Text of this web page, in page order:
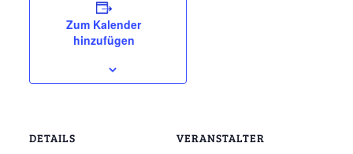
Zum Kalender
hinzufügen
DETAILS VERANSTALTER